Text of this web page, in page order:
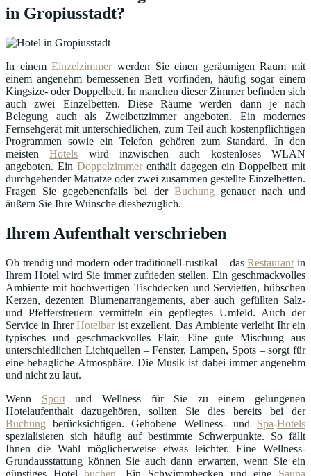
in Gropiusstadt?
In einemEinzelzimmerwerden Sie einen geräumigen Raum mit
einem angenehm bemessenen Bett vorfinden, häufig sogar einem
Kingsize- oder Doppelbett. In manchen dieser Zimmer befinden sich
auch zwei Einzelbetten. Diese Räume werden dann je nach
Belegung auch als Zweibettzimmer angeboten. Ein modernes
Fernsehgerät mit unterschiedlichen, zum Teil auch kostenpflichtigen
Programmen sowie ein Telefon gehören zum Standard. In den
meistenHotels wird inzwischen auch kostenloses WLAN
angeboten. EinDoppelzimmerenthält dagegen ein Doppelbett mit
durchgehender Matratze oder zwei zusammen gestellte Einzelbetten.
Fragen Sie gegebenenfalls bei der Buchung genauer nach und
äußern Sie Ihre Wünsche diesbezüglich.
Ihrem Aufenthalt verschrieben
Ob trendig und modern oder traditionell-rustikal – dasRestaurant in
Ihrem Hotel wird Sie immer zufrieden stellen. Ein geschmackvolles
Ambiente mit hochwertigen Tischdecken und Servietten, hübschen
Kerzen, dezenten Blumenarrangements, aber auch gefüllten Salz-
und Pfefferstreuern vermitteln ein gepflegtes Umfeld. Auch der
Service in IhrerHotelbarist exzellent. Das Ambiente verleiht Ihr ein
typisches und geschmackvolles Flair. Eine gute Mischung aus
unterschiedlichen Lichtquellen – Fenster, Lampen, Spots – sorgt für
eine behagliche Atmosphäre. Die Musik ist dabei immer angenehm
und nicht zu laut.
Wenn Sportund Wellness für Sie zu einem gelungenen
Hotelaufenthalt dazugehören, sollten Sie dies bereits bei der
Buchung berücksichtigen. Gehobene Wellness- und Spa-Hotels
spezialisieren sich häufig auf bestimmte Schwerpunkte. So fällt
Ihnen die Wahl möglicherweise etwas leichter. Eine Wellness-
Grundausstattung können Sie auch dann erwarten, wenn Sie ein
günstiges Hotelbuchen. Ein Schwimmbecken und eine Sauna